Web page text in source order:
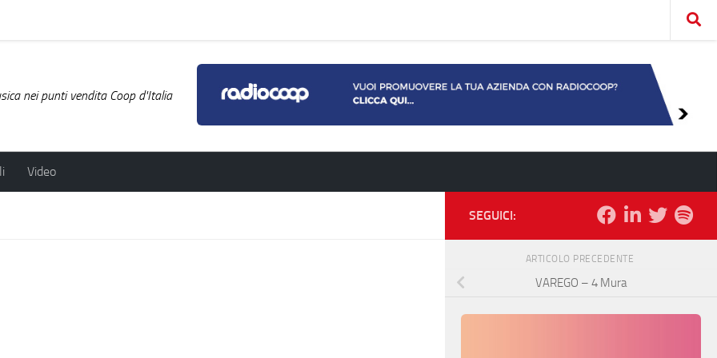
nei punti vendita Coop d'Italia
Video
SEGUICI:
ARTICOLO PRECEDENTE
VAREGO – 4 Mura